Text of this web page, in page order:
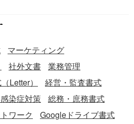
き、修正も簡単です。 ※出
厚生労働省HP等）
マーケティング
社外文書
業務管理
Letter）
経営・監査書式
染症対策
総務・庶務書式
ワーク
Googleドライブ書式